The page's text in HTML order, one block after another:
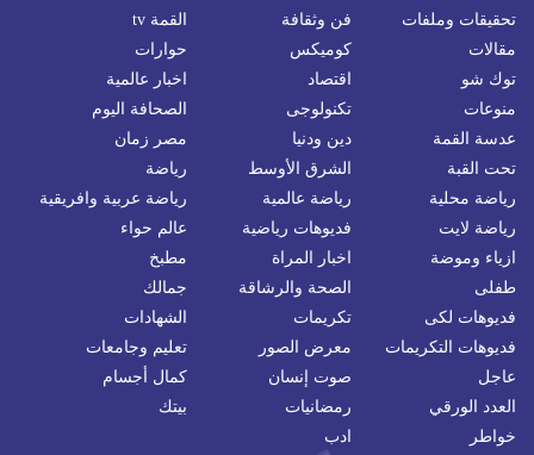
تحقيقات وملفات
فن وثقافة
القمة tv
مقالات
كوميكس
حوارات
توك شو
اقتصاد
اخبار عالمية
منوعات
تكنولوجى
الصحافة اليوم
عدسة القمة
دين ودنيا
مصر زمان
تحت القبة
الشرق الأوسط
رياضة
رياضة محلية
رياضة عالمية
رياضة عربية وافريقية
رياضة لايت
فديوهات رياضية
عالم حواء
ازياء وموضة
اخبار المراة
مطبخ
طفلى
الصحة والرشاقة
جمالك
فديوهات لكى
تكريمات
الشهادات
فديوهات التكريمات
معرض الصور
تعليم وجامعات
عاجل
صوت إنسان
كمال أجسام
العدد الورقي
رمضانيات
بيتك
خواطر
ادب